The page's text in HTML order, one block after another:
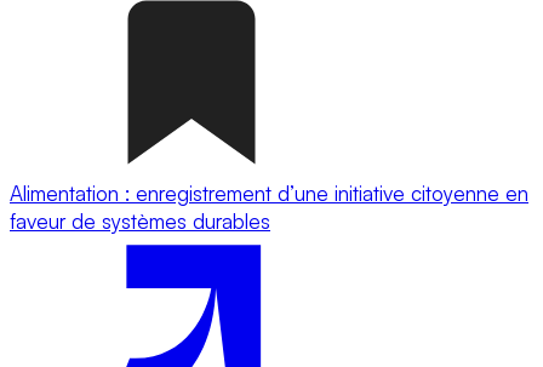
Alimentation : enregistrement d’une initiative citoyenne en
faveur de systèmes durables